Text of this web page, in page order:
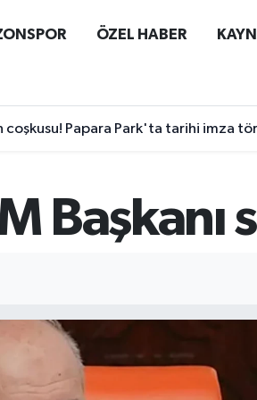
ÖZEL HABER
coşkusu! Papara Park'ta tarihi imza
Başkanı